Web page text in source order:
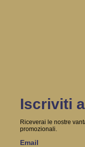
Iscriviti
Riceverai le nostre
promozionali.
Email